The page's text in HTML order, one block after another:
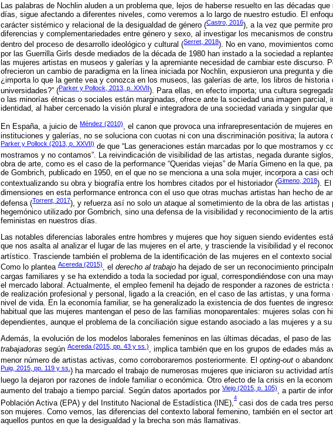
Las palabras de Nochlin aluden a un problema que, lejos de haberse resuelto en las décadas
días, sigue afectando a diferentes niveles, como veremos a lo largo de nuestro estudio. El
carácter sistémico y relacional de la desigualdad de género (Castro, 2016), a la vez que permite
diferencias y complementariedades entre género y sexo, al investigar los mecanismos de
dentro del proceso de desarrollo ideológico y cultural (Serret, 2018). No en vano, movimientos
por las Guerrilla Girls desde mediados de la década de 1980 han instado a la sociedad a
las mujeres artistas en museos y galerías y la apremiante necesidad de cambiar este discurso.
ofrecieron un cambio de paradigma en la línea iniciada por Nochlin, expusieron una pregunta y
¿importa lo que la gente vea y conozca en los museos, las galerías de arte, los libros de historia
universidades?” (Parker y Pollock, 2013, p. XXVII). Para ellas, en efecto importa; una cultura
o las minorías étnicas o sociales están marginadas, ofrece ante la sociedad una imagen parcial,
identidad, al haber cercenado la visión plural e integradora de una sociedad variada y singular
En España, a juicio de Méndez (2010), el canon que provoca una infrarepresentación de mujeres
instituciones y galerías, no se soluciona con cuotas ni con una discriminación positiva; la autora
Parker y Pollock (2013, p. XXVII) de que “Las generaciones están marcadas por lo que mostramos y
mostramos y no contamos”. La reivindicación de visibilidad de las artistas, negada durante
obra de arte, como es el caso de la performance “Queridas viejas” de María Gimeno en la que,
de Gombrich, publicado en 1950, en el que no se menciona a una sola mujer, incorpora a casi
contextualizando su obra y biografía entre los hombres citados por el historiador (Gimeno, 2018). El
dimensiones en esta performance entronca con el uso que otras muchas artistas han hecho de
defensa (Torrent, 2017), y refuerza así no solo un ataque al sometimiento de la obra de las artistas
hegemónico utilizado por Gombrich, sino una defensa de la visibilidad y reconocimiento de la
feministas en nuestros días.
Las notables diferencias laborales entre hombres y mujeres que hoy siguen siendo evidentes
que nos asalta al analizar el lugar de las mujeres en el arte, y trasciende la visibilidad y el
artístico. Trasciende también el problema de la identificación de las mujeres en el contexto
Como lo plantea Acereda (2015), el derecho al trabajo ha dejado de ser un reconocimiento
cargas familiares y se ha extendido a toda la sociedad por igual, correspondiéndose con una
el mercado laboral. Actualmente, el empleo femenil ha dejado de responder a razones de estricta
de realización profesional y personal, ligado a la creación, en el caso de las artistas, y una forma
nivel de vida. En la economía familiar, se ha generalizado la existencia de dos fuentes de
habitual que las mujeres mantengan el peso de las familias monoparentales: mujeres solas con
dependientes, aunque el problema de la conciliación sigue estando asociado a las mujeres y a
Además, la evolución de los modelos laborales femeninos en las últimas décadas, el paso de las
trabajadoras según Acereda (2015, pp. 43 y ss.), implica también que en los grupos de edades más
menor número de artistas activas, como corroboraremos posteriormente. El opting-out o
Puig, 2015, pp. 119 y ss. ) ha marcado el trabajo de numerosas mujeres que iniciaron su actividad
luego la dejaron por razones de índole familiar o económica. Otro efecto de la crisis en la
aumento del trabajo a tiempo parcial. Según datos aportados por Viejo (2015, p. 105), a partir de
Población Activa (EPA) y del Instituto Nacional de Estadística (INE),
4
casi dos de cada tres
son mujeres. Como vemos, las diferencias del contexto laboral femenino, también en el sector
aquellos puntos en que la desigualdad y la brecha son más llamativas.